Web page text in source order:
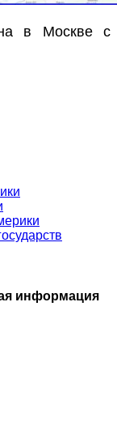
в Москве с
информация